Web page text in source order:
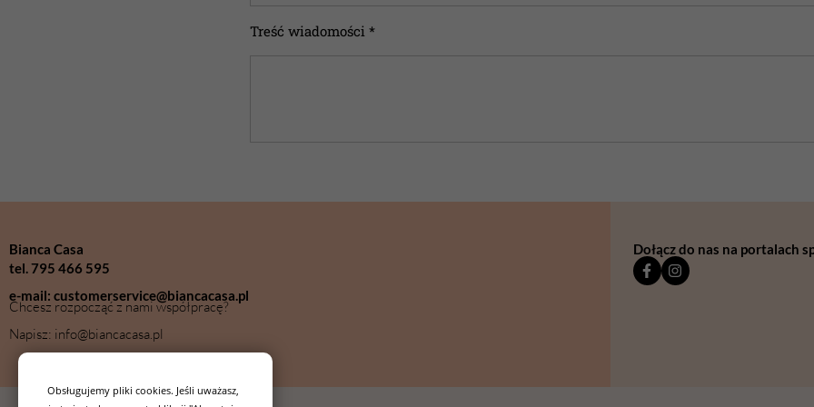
Treść wiadomości *
Bianca Casa
tel. 795 466 595
e-mail: customerservice@biancacasa.pl
Chcesz rozpocząć z nami współpracę?
Napisz: info@biancacasa.pl
Dołącz do nas na portalach
Obsługujemy pliki cookies. Jeśli uważasz,